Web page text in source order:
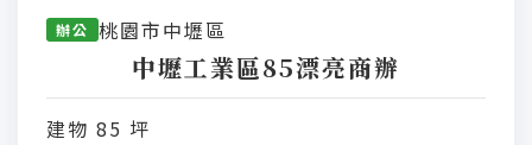
辦公 桃園市中壢區
中壢工業區85漂亮商辦
建物 85 坪